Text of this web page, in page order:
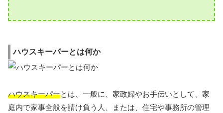
ハウスキーパーとは何か
ハウスキーパーとは、一般に、家政婦やお手伝いとして、家
庭内で家事全般を請け負う人、または、住宅や事務所の管理